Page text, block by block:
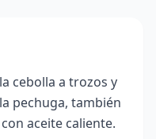
cebolla a trozos y
pechuga, también
aceite caliente.